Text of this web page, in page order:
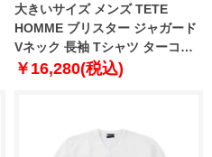
大きいサイズ メンズ TETE
HOMME ブリスター ジャガード
Vネック 長袖 Tシャツ ターコイ
ズ 1278-5645-3 3L 4L 5L 6L
￥16,280(税込)